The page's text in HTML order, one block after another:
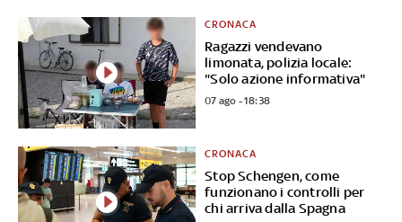
Ragazzi vendevano
limonata, polizia locale:
"Solo azione informativa"
CRONACA
07 ago - 18:38
Stop Schengen, come
funzionano i controlli per
chi arriva dalla Spagna
CRONACA